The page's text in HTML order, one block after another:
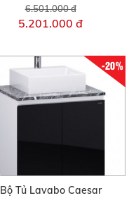
6.501.000 đ
5.201.000 đ
-20%
Bộ Tủ Lavabo Caesar